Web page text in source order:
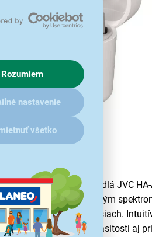
Rozumiem
nastavenie
všetko
prinášajú Slúchadlá JVC
naprieč celým počuteľným
dokonalé usadenie v ušiach.
hudby, nastavenie hlasitosti aj